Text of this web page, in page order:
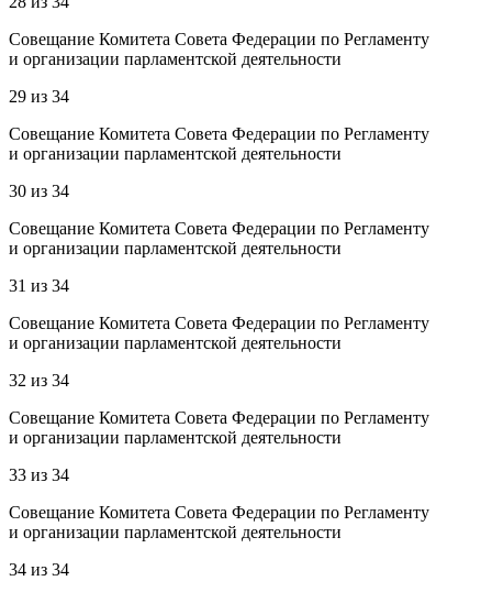
Совещание Комитета Совета Федерации по Регламенту
и организации парламентской деятельности
29 из 34
Совещание Комитета Совета Федерации по Регламенту
и организации парламентской деятельности
30 из 34
Совещание Комитета Совета Федерации по Регламенту
и организации парламентской деятельности
31 из 34
Совещание Комитета Совета Федерации по Регламенту
и организации парламентской деятельности
32 из 34
Совещание Комитета Совета Федерации по Регламенту
и организации парламентской деятельности
33 из 34
Совещание Комитета Совета Федерации по Регламенту
и организации парламентской деятельности
34 из 34